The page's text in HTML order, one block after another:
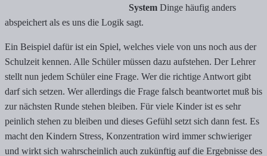
System Dinge häufig anders
abspeichert als es uns die Logik sagt.
Ein Beispiel dafür ist ein Spiel, welches viele von uns noch aus der
Schulzeit kennen. Alle Schüler müssen dazu aufstehen. Der Lehrer
stellt nun jedem Schüler eine Frage. Wer die richtige Antwort gibt
darf sich setzen. Wer allerdings die Frage falsch beantwortet muß bis
zur nächsten Runde stehen bleiben. Für viele Kinder ist es sehr
peinlich stehen zu bleiben und dieses Gefühl setzt sich dann fest. Es
macht den Kindern Stress, Konzentration wird immer schwieriger
und wirkt sich wahrscheinlich auch zukünftig auf die Ergebnisse des